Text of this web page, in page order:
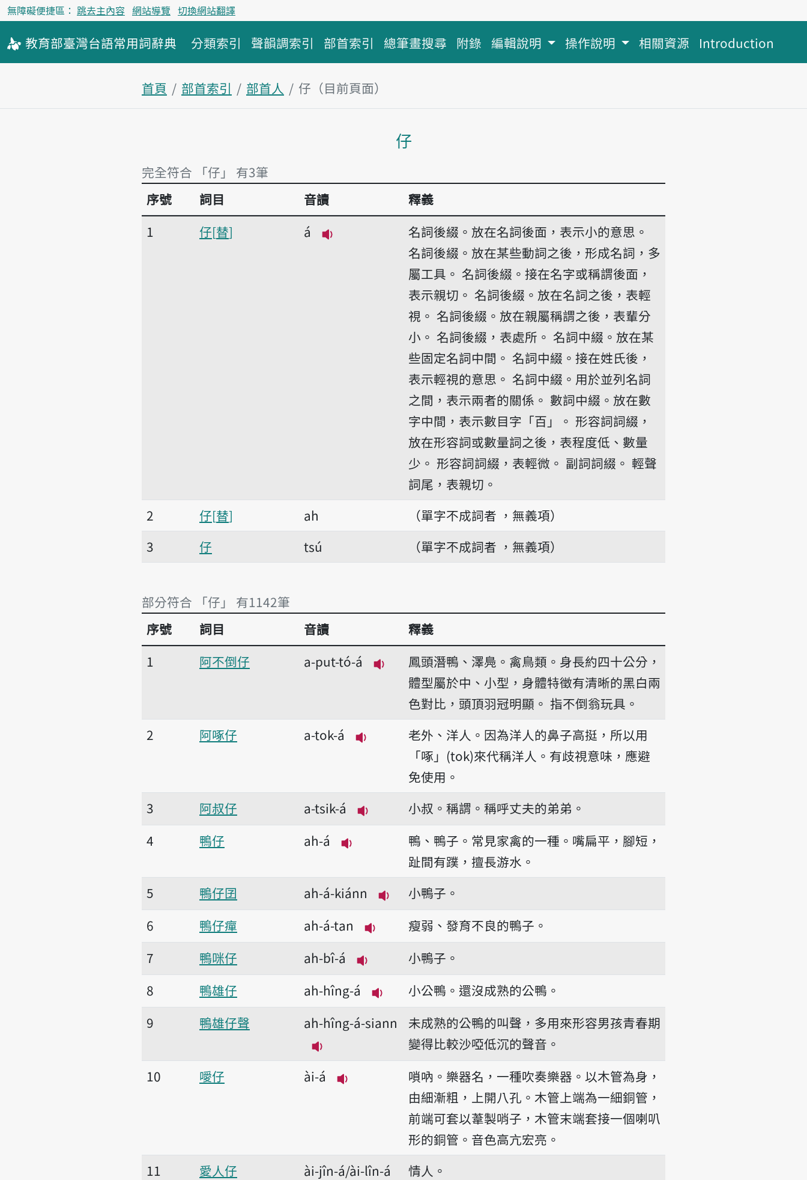
無障礙便捷區： 跳去主內容 網站導覽 切換網站翻譯
教育部臺灣台語常用詞辭典 分類索引 聲韻調索引 部首索引 總筆畫搜尋 附錄 編輯說明 操作說明 相關資源 Introduction
首頁 部首索引 部首人
仔（目前頁面）
仔
完全符合 「仔」 有3筆
完全符合 「仔」 有3筆
序號 詞目 音讀
釋義
1
仔 替
á
名詞後綴。放在名詞後面，表示小的意思。
名詞後綴。放在某些動詞之後，形成名詞，多
屬工具。 名詞後綴。接在名字或稱謂後面，
表示親切。 名詞後綴。放在名詞之後，表輕
視。 名詞後綴。放在親屬稱謂之後，表輩分
小。 名詞後綴，表處所。 名詞中綴。放在某
些固定名詞中間。 名詞中綴。接在姓氏後，
表示輕視的意思。 名詞中綴。用於並列名詞
之間，表示兩者的關係。 數詞中綴。放在數
字中間，表示數目字「百」。 形容詞詞綴，
放在形容詞或數量詞之後，表程度低、數量
少。 形容詞詞綴，表輕微。 副詞詞綴。 輕聲
詞尾，表親切。
2
仔 替 ah
（單字不成詞者 ，無義項）
3
仔 tsú （單字不成詞者 ，無義項）
部分符合 「仔」 有1142筆
部分符合 「仔」 有1142筆
序號 詞目 音讀
釋義
1
阿不倒仔
a-put-tó-á
播放音讀a-put-tó-á
鳳頭潛鴨、澤鳧。禽鳥類。身長約四十公分，
體型屬於中、小型，身體特徵有清晰的黑白兩
色對比，頭頂羽冠明顯。 指不倒翁玩具。
2
阿啄仔
a-tok-á
播放音讀a-tok-á
老外、洋人。因為洋人的鼻子高挺，所以用
「啄」(tok)來代稱洋人。有歧視意味，應避
免使用。
3
阿叔仔
a-tsik-á
播放音讀a-tsik-á
小叔。稱謂。稱呼丈夫的弟弟。
4
鴨仔
ah-á
播放音讀ah-á
鴨、鴨子。常見家禽的一種。嘴扁平，腳短，
趾間有蹼，擅長游水。
5
鴨仔囝
ah-á-kiánn
播放音讀ah-á-kiánn
小鴨子。
6
鴨仔癉
ah-á-tan
播放音讀ah-á-tan
瘦弱、發育不良的鴨子。
7
鴨咪仔
ah-bî-á
播放音讀ah-bî-á
小鴨子。
8
鴨雄仔
ah-hîng-á
播放音讀ah-hîng-á
小公鴨。還沒成熟的公鴨。
9
鴨雄仔聲 ah-hîng-á-siann
播放音讀ah-hîng-á-siann
未成熟的公鴨的叫聲，多用來形容男孩青春期
變得比較沙啞低沉的聲音。
10
噯仔
ài-á
播放音讀ài-á
嗩吶。樂器名，一種吹奏樂器。以木管為身，
由細漸粗，上開八孔。木管上端為一細銅管，
前端可套以葦製哨子，木管末端套接一個喇叭
形的銅管。音色高亢宏亮。
11
愛人仔 ài-jîn-á/ài-lîn-á 情人。